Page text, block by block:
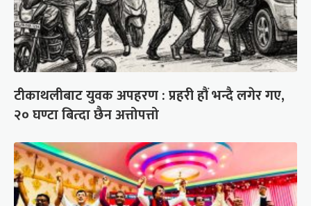
टीकाथलीबाट युवक अपहरण : प्रहरी हौं भन्दै लगेर गए,
२० घण्टा बित्दा छैन अत्तोपत्तो